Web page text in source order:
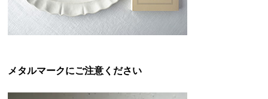
メタルマークにご注意ください